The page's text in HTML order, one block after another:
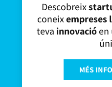
Descobreix
coneixempreses
teva innovacióen
MÉS